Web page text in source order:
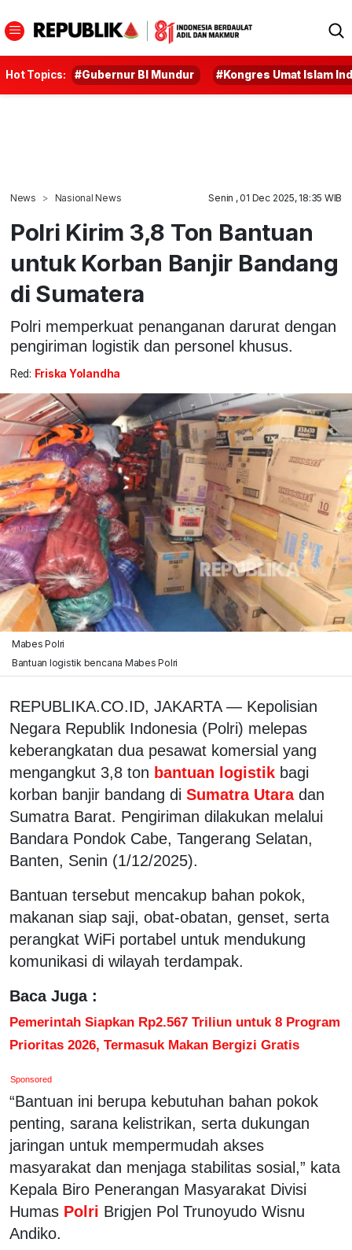
Hot Topics: #Gubernur BI Mundur #Kongres Umat Islam
News Nasional News Senin , 01 Dec 2025, 18:35 WIB
Polri Kirim 3,8 Ton Bantuan
untuk Korban Banjir Bandang
di Sumatera
Polri memperkuat penanganan darurat dengan
pengiriman logistik dan personel khusus.
Red: Friska Yolandha
Mabes Polri
Bantuan logistik bencana Mabes Polri
REPUBLIKA.CO.ID, JAKARTA — Kepolisian
Negara Republik Indonesia (Polri) melepas
keberangkatan dua pesawat komersial yang
mengangkut 3,8 ton bantuan logistik bagi
korban banjir bandang di Sumatra Utara dan
Sumatra Barat. Pengiriman dilakukan melalui
Bandara Pondok Cabe, Tangerang Selatan,
Banten, Senin (1/12/2025).
Bantuan tersebut mencakup bahan pokok,
makanan siap saji, obat-obatan, genset, serta
perangkat WiFi portabel untuk mendukung
komunikasi di wilayah terdampak.
Baca Juga :
Pemerintah Siapkan Rp2.567 Triliun untuk 8 Program
Prioritas 2026, Termasuk Makan Bergizi Gratis
Sponsored
“Bantuan ini berupa kebutuhan bahan pokok
penting, sarana kelistrikan, serta dukungan
jaringan untuk mempermudah akses
masyarakat dan menjaga stabilitas sosial,” kata
Kepala Biro Penerangan Masyarakat Divisi
Humas Polri Brigjen Pol Trunoyudo Wisnu
Andiko.